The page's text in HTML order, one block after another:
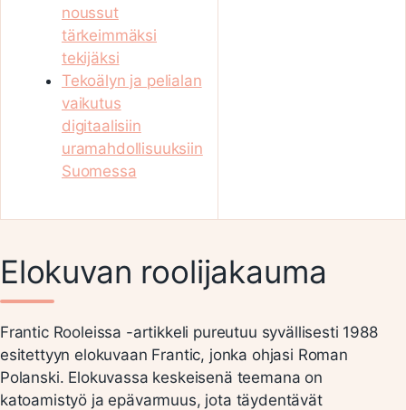
noussut
tärkeimmäksi
tekijäksi
Tekoälyn ja pelialan
vaikutus
digitaalisiin
uramahdollisuuksiin
Suomessa
Elokuvan roolijakauma
Frantic Rooleissa -artikkeli pureutuu syvällisesti 1988
esitettyyn elokuvaan Frantic, jonka ohjasi Roman
Polanski. Elokuvassa keskeisenä teemana on
katoamistyö ja epävarmuus, jota täydentävät